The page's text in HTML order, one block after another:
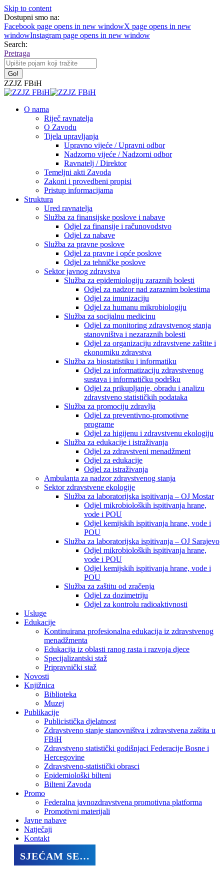
Skip to content
Dostupni smo na:
Facebook page opens in new windowX page opens in new
windowInstagram page opens in new window
Search:
Pretraga
ZZJZ FBiH
O nama
Riječ ravnatelja
O Zavodu
Tijela upravljanja
Upravno vijeće / Upravni odbor
Nadzorno vijeće / Nadzorni odbor
Ravnatelj / Direktor
Temeljni akti Zavoda
Zakoni i provedbeni propisi
Pristup informacijama
Struktura
Ured ravnatelja
Služba za finansijske poslove i nabave
Odjel za finansije i računovodstvo
Odjel za nabave
Služba za pravne poslove
Odjel za pravne i opće poslove
Odjel za tehničke poslove
Sektor javnog zdravstva
Služba za epidemiologiju zaraznih bolesti
Odjel za nadzor nad zaraznim bolestima
Odjel za imunizaciju
Odjel za humanu mikrobiologiju
Služba za socijalnu medicinu
Odjel za monitoring zdravstvenog stanja
stanovništva i nezaraznih bolesti
Odjel za organizaciju zdravstvene zaštite i
ekonomiku zdravstva
Služba za biostatistiku i informatiku
Odjel za informatizaciju zdravstvenog
sustava i informatičku podršku
Odjel za prikupljanje, obradu i analizu
zdravstveno statističkih podataka
Služba za promociju zdravlja
Odjel za preventivno-promotivne
programe
Odjel za higijenu i zdravstvenu ekologiju
Služba za edukacije i istraživanja
Odjel za zdravstveni menadžment
Odjel za edukacije
Odjel za istraživanja
Ambulanta za nadzor zdravstvenog stanja
Sektor zdravstvene ekologije
Služba za laboratorijska ispitivanja – OJ Mostar
Odjel mikrobioloških ispitivanja hrane,
vode i POU
Odjel kemijskih ispitivanja hrane, vode i
POU
Služba za laboratorijska ispitivanja – OJ Sarajevo
Odjel mikrobioloških ispitivanja hrane,
vode i POU
Odjel kemijskih ispitivanja hrane, vode i
POU
Služba za zaštitu od zračenja
Odjel za dozimetriju
Odjel za kontrolu radioaktivnosti
Usluge
Edukacije
Kontinuirana profesionalna edukacija iz zdravstvenog
menadžmenta
Edukacija iz oblasti ranog rasta i razvoja djece
Specijalizantski staž
Pripravnički staž
Novosti
Knjižnica
Biblioteka
Muzej
Publikacije
Publicistička djelatnost
Zdravstveno stanje stanovništva i zdravstvena zaštita u
FBiH
Zdravstveno statistički godišnjaci Federacije Bosne i
Hercegovine
Zdravstveno-statistički obrasci
Epidemiološki bilteni
Bilteni Zavoda
Promo
Federalna javnozdravstvena promotivna platforma
Promotivni materijali
Javne nabave
Natječaji
Kontakt
SJEĆAM SE…